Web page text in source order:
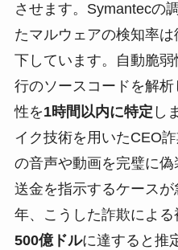
させます。Symantecの
たマルウェアの検知率は
下しています。自動脆
行のソースコードを解
性を1時間以内に特定 し
イク技術を用いたCEO
の音声や動画を完璧に
送金を指示するケース
年、こうした詐欺による
500億ドルに達すると推